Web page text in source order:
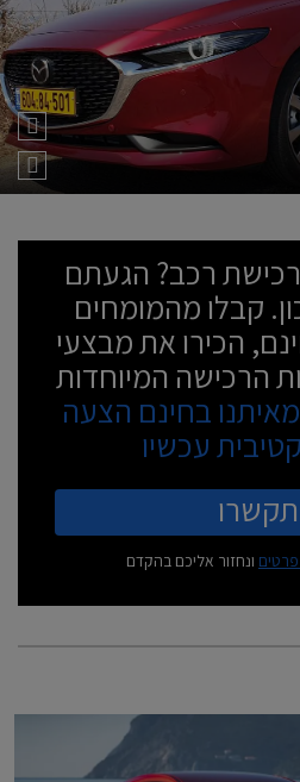
רכב? הגעתם
קבלו מהמומחים
הכירו את מבצעי
הרכישה המיוחדות
בחינם הצעה
עכשיו
ונחזור אליכם בהקדם